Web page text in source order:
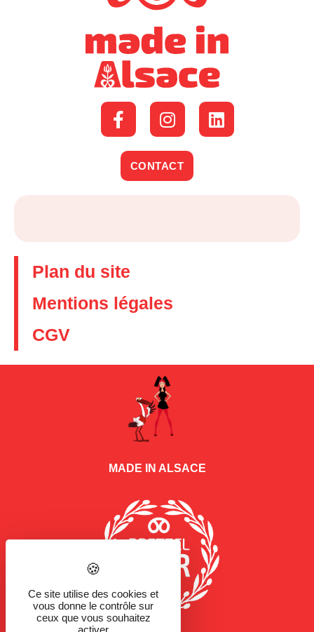
CONTACT
Plan du site
Mentions légales
CGV
MADE IN ALSACE
Ce site utilise des cookies et
vous donne le contrôle sur
ceux que vous souhaitez
activer